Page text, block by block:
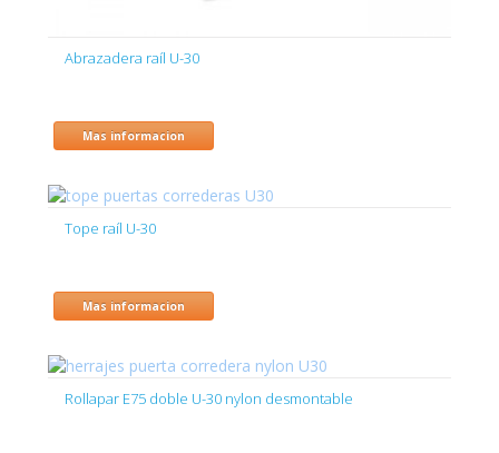
Abrazadera raíl U-30
Mas informacion
Tope raíl U-30
Mas informacion
Rollapar E75 doble U-30 nylon desmontable